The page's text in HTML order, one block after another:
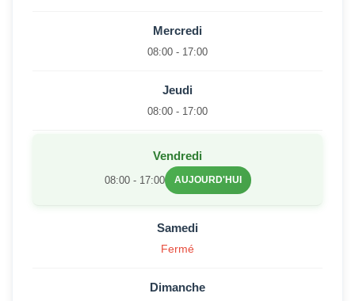
Mercredi
08:00 - 17:00
Jeudi
08:00 - 17:00
Vendredi
08:00 - 17:00 AUJOURD'HUI
Samedi
Fermé
Dimanche